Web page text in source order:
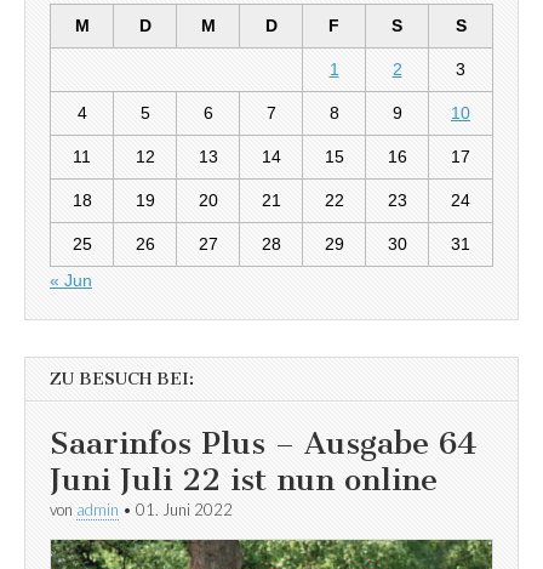
M
D M D F S S
1 2 3
4 5 6 7 8 9 10
11 12 13 14 15 16 17
18 19 20 21 22 23 24
25 26 27 28 29 30
31
« Jun
ZU BESUCH BEI:
Saarinfos Plus – Ausgabe 64
Juni Juli 22 ist nun online
von admin • 01. Juni 2022